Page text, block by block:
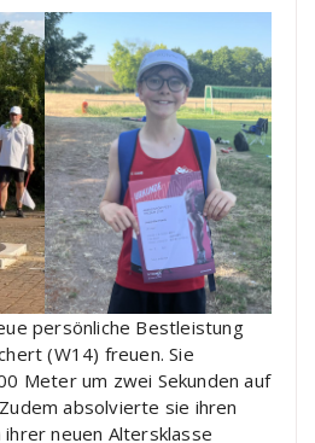
persönliche Bestleistung
(W14) freuen. Sie
Meter um zwei Sekunden auf
absolvierte sie ihren
neuen Altersklasse